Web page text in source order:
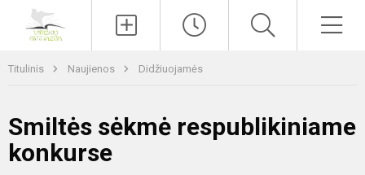
Titulinis Naujienos Didžiuojamės
Smiltės sėkmė respublikiniame
konkurse